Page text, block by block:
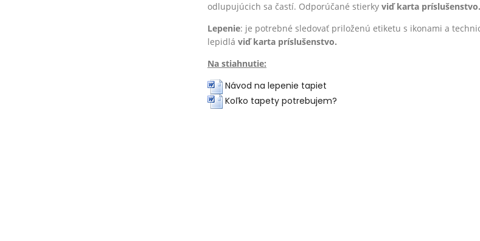
odlupujúcich sa častí. Odporúčané stierky viď karta príslušenstvo.
Lepenie: je potrebné sledovať priloženú etiketu s ikonami a
lepidlá viď karta príslušenstvo.
Na stiahnutie:
Návod na lepenie tapiet
Koľko tapety potrebujem?